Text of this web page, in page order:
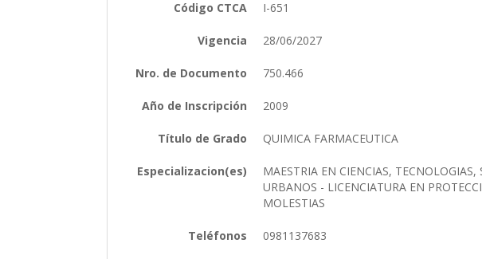
Código CTCA I-651
Vigencia 28/06/2027
Nro. de Documento 750.466
Año de Inscripción 2009
Título de Grado QUIMICA FARMACEUTICA
Especializacion(es)
MAESTRIA EN CIENCIAS,
URBANOS - LICENCIATURA EN
MOLESTIAS
Teléfonos 0981137683